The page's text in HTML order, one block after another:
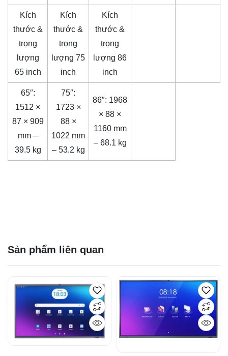
Kích
thước &
trọng
lượng
65 inch
Kích
thước &
trọng
lượng 75
inch
Kích
thước &
trọng
lượng 86
inch
65″:
1512 ×
87 × 909
mm –
39.5 kg
75″:
1723 ×
88 ×
1022 mm
– 53.2 kg
86″: 1968
× 88 ×
1160 mm
– 68.1 kg
Sản phẩm liên quan